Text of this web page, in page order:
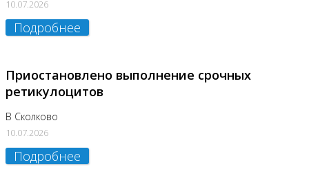
10.07.2026
Подробнее
Приостановлено выполнение срочных
ретикулоцитов
В Сколково
10.07.2026
Подробнее